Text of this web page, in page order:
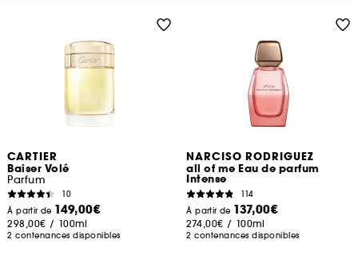
CARTIER
Baiser Volé
Parfum
10
À partir de 149,00€
298,00€ / 100ml
2 contenances disponibles
NARCISO RODRIGUEZ
all of me Eau de parfum
Intense
114
À partir de 137,00€
274,00€ / 100ml
2 contenances disponibles